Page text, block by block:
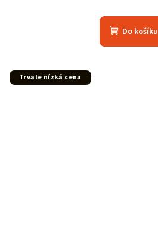
Do košíku
Trvale nízká cena